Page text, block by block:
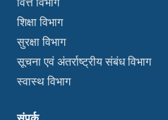
शिक्षा विभाग
सुरक्षा विभाग
सूचना एवं अंतर्राष्ट्रीय संबंध विभाग
स्वास्थ विभाग